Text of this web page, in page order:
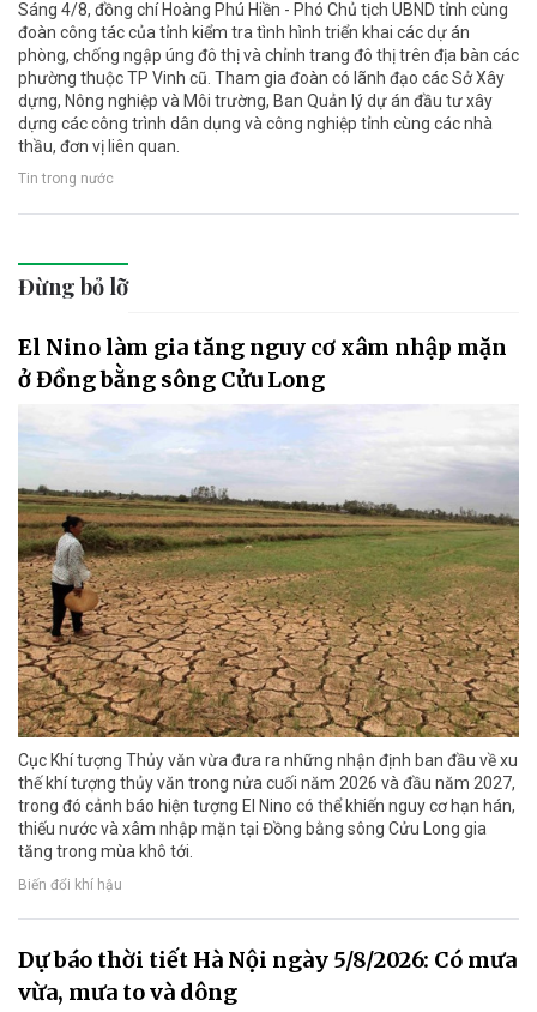
Sáng 4/8, đồng chí Hoàng Phú Hiền - Phó Chủ tịch UBND tỉnh cùng
đoàn công tác của tỉnh kiểm tra tình hình triển khai các dự án
phòng, chống ngập úng đô thị và chỉnh trang đô thị trên địa bàn các
phường thuộc TP Vinh cũ. Tham gia đoàn có lãnh đạo các Sở Xây
dựng, Nông nghiệp và Môi trường, Ban Quản lý dự án đầu tư xây
dựng các công trình dân dụng và công nghiệp tỉnh cùng các nhà
thầu, đơn vị liên quan.
Tin trong nước
Đừng bỏ lỡ
El Nino làm gia tăng nguy cơ xâm nhập mặn
ở Đồng bằng sông Cửu Long
Cục Khí tượng Thủy văn vừa đưa ra những nhận định ban đầu về xu
thế khí tượng thủy văn trong nửa cuối năm 2026 và đầu năm 2027,
trong đó cảnh báo hiện tượng El Nino có thể khiến nguy cơ hạn hán,
thiếu nước và xâm nhập mặn tại Đồng bằng sông Cửu Long gia
tăng trong mùa khô tới.
Biến đổi khí hậu
Dự báo thời tiết Hà Nội ngày 5/8/2026: Có mưa
vừa, mưa to và dông